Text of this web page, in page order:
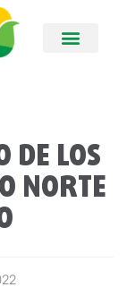
DE LOS
NORTE